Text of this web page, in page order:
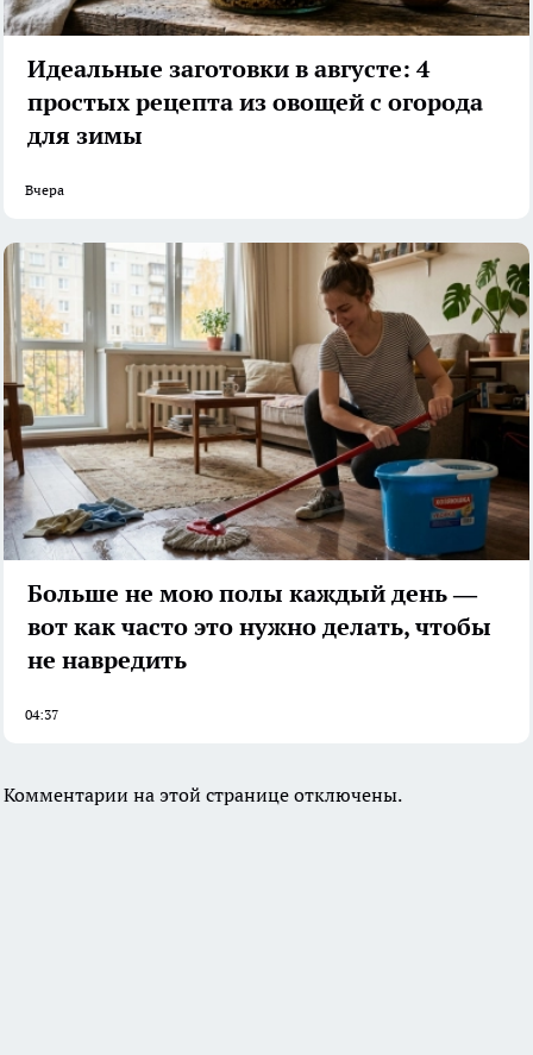
Идеальные заготовки в августе: 4
простых рецепта из овощей с огорода
для зимы
Вчера
Больше не мою полы каждый день —
вот как часто это нужно делать, чтобы
не навредить
04:37
Комментарии на этой странице отключены.